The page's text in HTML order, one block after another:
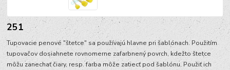
251
Tupovacie penové "štetce" sa používajú hlavne pri šablónach. Použitím
tupovačov dosiahnete rovnomerne zafarbnený povrch, kdežto štetce
môžu zanechať čiary, resp. farba môže zatiecť pod šablónu. Použiť ich